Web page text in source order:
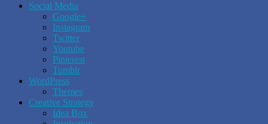
Social Media
Google+
Instagram
Twitter
Youtube
Pinterest
Tumblr
WordPress
Themes
Creative Strategy
Idea Box